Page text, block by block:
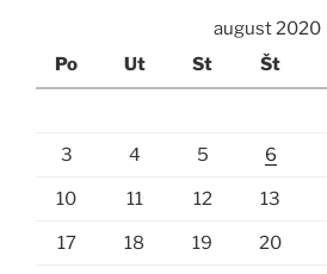
august 2020
Po
Ut St Št
3 4 5 6
10 11 12 13
17 18 19 20